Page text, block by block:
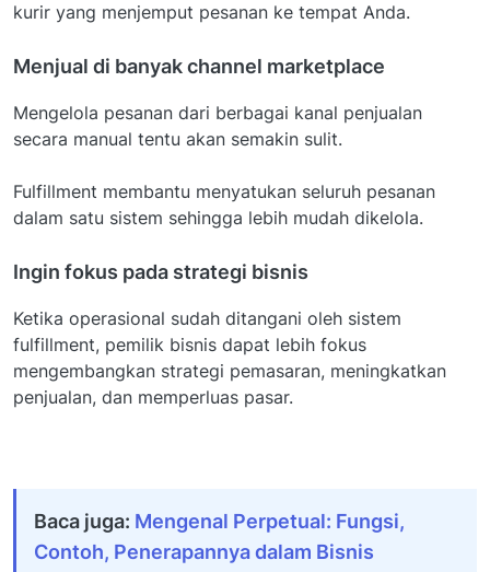
kurir yang menjemput pesanan ke tempat Anda.
Menjual di banyak channel marketplace
Mengelola pesanan dari berbagai kanal penjualan
secara manual tentu akan semakin sulit.
Fulfillment membantu menyatukan seluruh pesanan
dalam satu sistem sehingga lebih mudah dikelola.
Ingin fokus pada strategi bisnis
Ketika operasional sudah ditangani oleh sistem
fulfillment, pemilik bisnis dapat lebih fokus
mengembangkan strategi pemasaran, meningkatkan
penjualan, dan memperluas pasar.
Baca juga: Mengenal Perpetual: Fungsi,
Contoh, Penerapannya dalam Bisnis